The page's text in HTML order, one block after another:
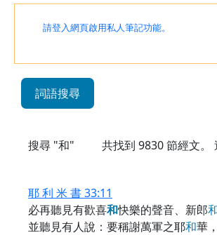
請登入網頁啟用私人筆記功能。
詞語搜尋
搜尋 "和" 共找到 9830節經文。
耶 利 米 書 33:11
必再聽見有歡喜和快樂的聲音、新郎
並聽見有人說：要稱謝萬軍之耶和華